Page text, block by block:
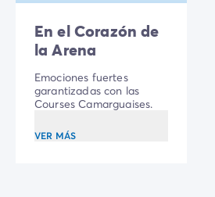
En el Corazón de
la Arena
Emociones fuertes
garantizadas con las
Courses Camarguaises.
VER MÁS